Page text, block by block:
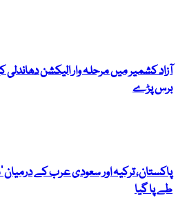
آزاد کشمیر میں مرحلہ وار الیکشن دھاندلی
برس پڑے
پاکستان، ترکیہ اور سعودی عرب کے
طے پا گیا